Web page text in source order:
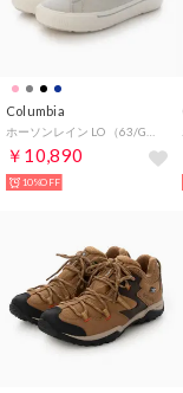
Columbia
￥10,890
10%OFF